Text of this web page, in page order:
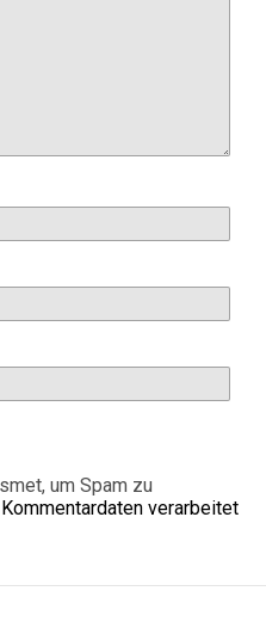
um Spam zu
verarbeitet